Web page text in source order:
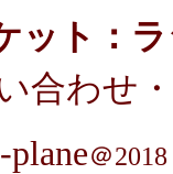
ット：
合わせ
＠2018